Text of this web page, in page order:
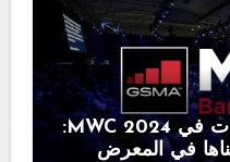
أفضل المنتجات والابتكارات في MWC 2024:
في المعرض